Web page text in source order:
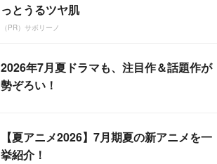
っとうるツヤ肌
（PR）サボリーノ
2026年7月夏ドラマも、注目作＆話題作が
勢ぞろい！
【夏アニメ2026】7月期夏の新アニメを一
挙紹介！